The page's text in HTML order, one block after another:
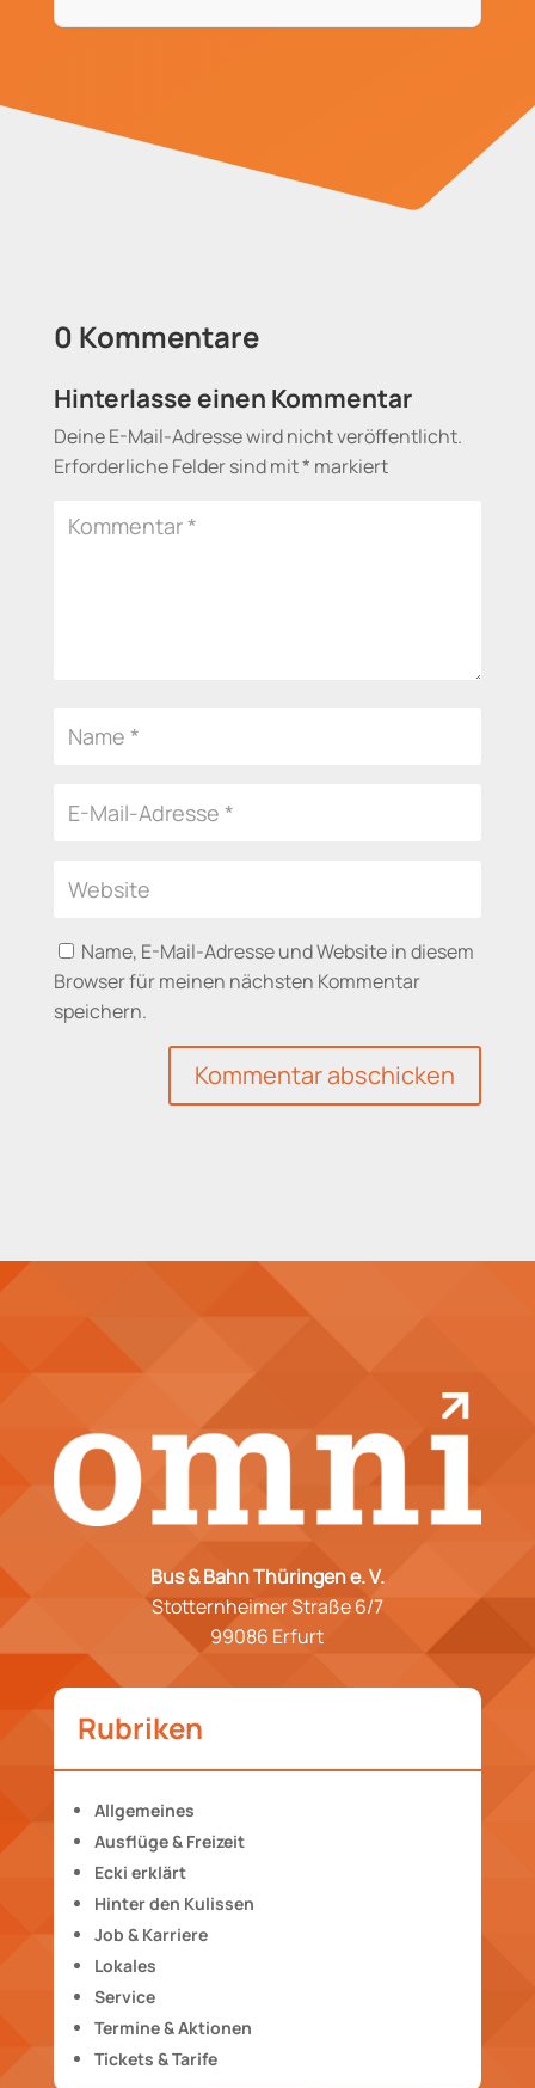
0 Kommentare
Hinterlasse einen Kommentar
Deine E-Mail-Adresse wird nicht veröffentlicht.
Erforderliche Felder sind mit* markiert
Name, E-Mail-Adresse und Website in diesem
Browser für meinen nächsten Kommentar
speichern.
Kommentar abschicken
Bus & Bahn Thüringen e. V.
Stotternheimer Straße 6/7
99086 Erfurt
Rubriken
Allgemeines
Ausflüge & Freizeit
Ecki erklärt
Hinter den Kulissen
Job & Karriere
Lokales
Service
Termine & Aktionen
Tickets & Tarife